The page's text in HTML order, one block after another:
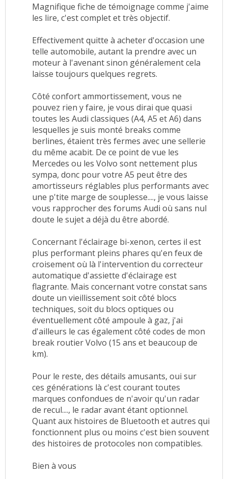
Magnifique fiche de témoignage comme j'aime
les lire, c'est complet et très objectif.
Effectivement quitte à acheter d'occasion une
telle automobile, autant la prendre avec un
moteur à l'avenant sinon généralement cela
laisse toujours quelques regrets.
Côté confort ammortissement, vous ne
pouvez rien y faire, je vous dirai que quasi
toutes les Audi classiques (A4, A5 et A6) dans
lesquelles je suis monté breaks comme
berlines, étaient très fermes avec une sellerie
du même acabit. De ce point de vue les
Mercedes ou les Volvo sont nettement plus
sympa, donc pour votre A5 peut être des
amortisseurs réglables plus performants avec
une p'tite marge de souplesse...., je vous laisse
vous rapprocher des forums Audi où sans nul
doute le sujet a déjà du être abordé.
Concernant l'éclairage bi-xenon, certes il est
plus performant pleins phares qu'en feux de
croisement où là l'intervention du correcteur
automatique d'assiette d'éclairage est
flagrante. Mais concernant votre constat sans
doute un vieillissement soit côté blocs
techniques, soit du blocs optiques ou
éventuellement côté ampoule à gaz, j'ai
d'ailleurs le cas également côté codes de mon
break routier Volvo (15 ans et beaucoup de
km).
Pour le reste, des détails amusants, oui sur
ces générations là c'est courant toutes
marques confondues de n'avoir qu'un radar
de recul...., le radar avant étant optionnel.
Quant aux histoires de Bluetooth et autres qui
fonctionnent plus ou moins c'est bien souvent
des histoires de protocoles non compatibles.
Bien à vous